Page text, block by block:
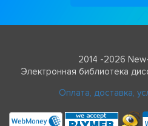
2014 -2026
Электронная библиотека
Оплата, доставка,